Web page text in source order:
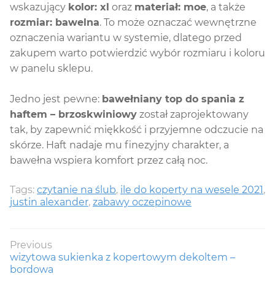
wskazujący kolor: xl oraz materiał: moe, a także
rozmiar: bawelna. To może oznaczać wewnętrzne
oznaczenia wariantu w systemie, dlatego przed
zakupem warto potwierdzić wybór rozmiaru i koloru
w panelu sklepu.
Jedno jest pewne: bawełniany top do spania z
haftem – brzoskwiniowy został zaprojektowany
tak, by zapewnić miękkość i przyjemne odczucie na
skórze. Haft nadaje mu finezyjny charakter, a
bawełna wspiera komfort przez całą noc.
Tags: czytanie na ślub, ile do koperty na wesele 2021 ,
justin alexander, zabawy oczepinowe
Nawigacja
wpisu
Previous
Previous
post:
wizytowa sukienka z kopertowym dekoltem –
bordowa